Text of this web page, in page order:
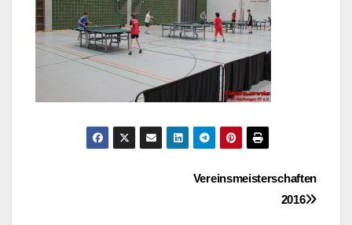
Beitragsnavigation
Vereinsmeisterschaften
2016